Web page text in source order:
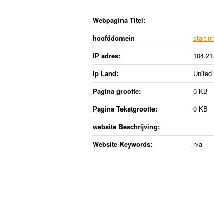
Webpagina Titel:
hoofddomein
IP adres:
Ip Land:
Pagina grootte:
0 KB
Pagina Tekstgrootte:
0 KB
website Beschrijving:
Website Keywords:
n/a